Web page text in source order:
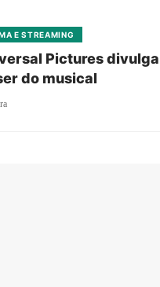
E STREAMING
Pictures divulga
do musical